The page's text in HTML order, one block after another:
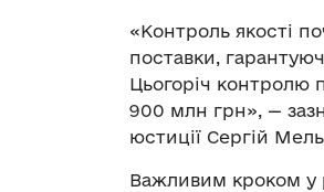
«Контроль якості
поставки,
Цьогоріч контролю
900 млн грн», —
юстиції Сергій
Важливим кроком у